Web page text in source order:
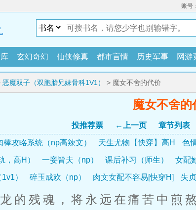
账号：
玄幻奇幻 仙侠修真 都市言情 历史军事 网游
恶魔双子（双胞胎兄妹骨科1V1） > 魔女不舍的代价
魔女不舍的
投推荐票 ←上一页 章节列表
棒攻略系统（np高辣文） 天生尤物【快穿】高H 色
，高H） 一妾皆夫（np） 课后补习（师生） 女配
） 碎玉成欢（np） 肉文女配不容易[快穿H] 失
残魂，将永远在痛苦中煎熬